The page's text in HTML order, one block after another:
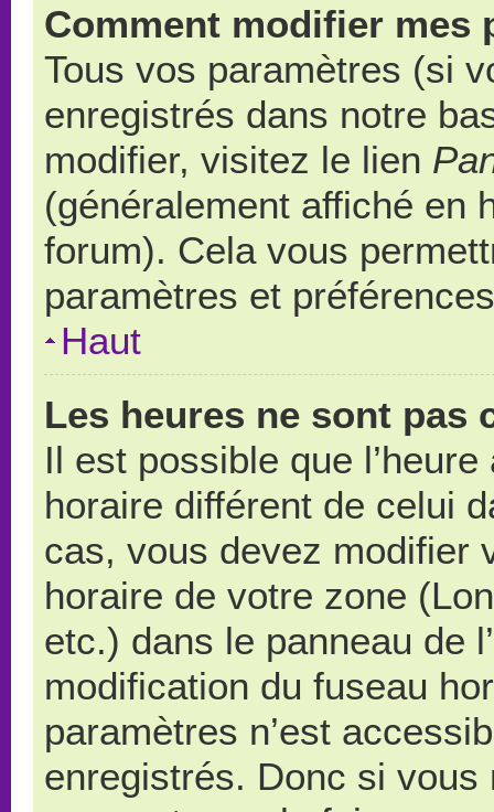
Comment modifier mes
Tous vos paramètres (si
enregistrés dans notre
modifier, visitez le lien
(généralement affiché en
forum). Cela vous
paramètres et
Haut
Les heures ne sont pas
Il est possible que
horaire différent de celui
cas, vous devez modifier
horaire de votre zone
etc.) dans le panneau de
modification du fuseau
paramètres n’est
enregistrés. Donc si vous